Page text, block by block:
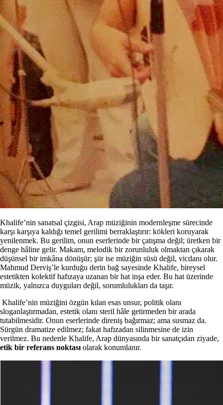
Khalife’nin sanatsal çizgisi, Arap müziğinin modernleşme sürecinde
karşı karşıya kaldığı temel gerilimi berraklaştırır: kökleri koruyarak
yenilenmek. Bu gerilim, onun eserlerinde bir çatışma değil; üretken bir
denge hâline gelir. Makam, melodik bir zorunluluk olmaktan çıkarak
düşünsel bir imkâna dönüşür; şiir ise müziğin süsü değil, vicdanı olur.
Mahmud Derviş’le kurduğu derin bağ sayesinde Khalife, bireysel
estetikten kolektif hafızaya uzanan bir hat inşa eder. Bu hat üzerinde
müzik, yalnızca duyguları değil, sorumlulukları da taşır.
Khalife’nin müziğini özgün kılan esas unsur, politik olanı
sloganlaştırmadan, estetik olanı steril hâle getirmeden bir arada
tutabilmesidir. Onun eserlerinde direniş bağırmaz; ama susmaz da.
Sürgün dramatize edilmez; fakat hafızadan silinmesine de izin
verilmez. Bu nedenle Khalife, Arap dünyasında bir sanatçıdan ziyade,
etik bir referans noktası olarak konumlanır.